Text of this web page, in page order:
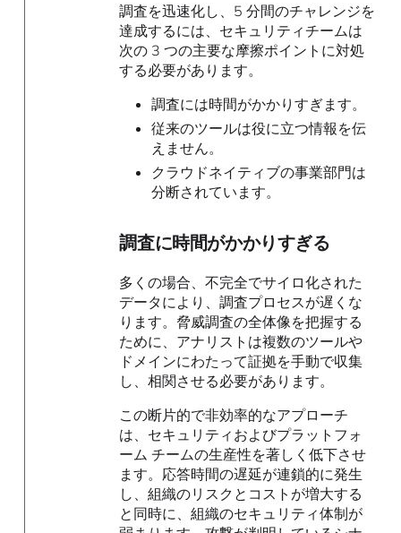
調査を迅速化し、5 分間のチャレンジを
達成するには、セキュリティチームは
次の 3 つの主要な摩擦ポイントに対処
する必要があります。
調査には時間がかかりすぎます。
従来のツールは役に立つ情報を伝
えません。
クラウドネイティブの事業部門は
分断されています。
調査に時間がかかりすぎる
多くの場合、不完全でサイロ化された
データにより、調査プロセスが遅くな
ります。脅威調査の全体像を把握する
ために、アナリストは複数のツールや
ドメインにわたって証拠を手動で収集
し、相関させる必要があります。
この断片的で非効率的なアプローチ
は、セキュリティおよびプラットフォ
ーム チームの生産性を著しく低下させ
ます。応答時間の遅延が連鎖的に発生
し、組織のリスクとコストが増大する
と同時に、組織のセキュリティ体制が